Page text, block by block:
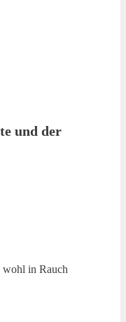
und der
wohl in Rauch